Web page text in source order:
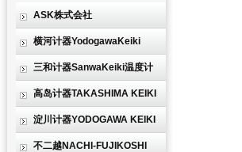
ASK株式会社
横河计器YodogawaKeiki
三和计器SanwaKeiki温度计
高岛计器TAKASHIMA KEIKI
淀川计器YODOGAWA KEIKI
不二越NACHI-FUJIKOSHI